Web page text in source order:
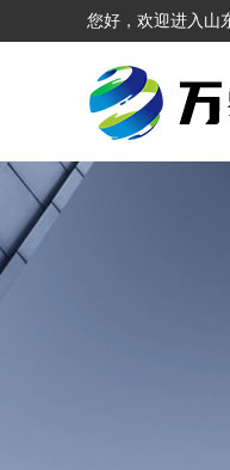
您好，欢迎进入山